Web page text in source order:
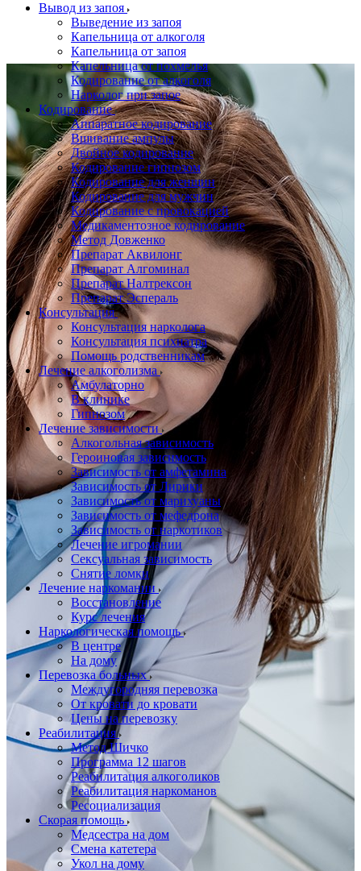
Вывод из запоя
Выведение из запоя
Капельница от алкоголя
Капельница от запоя
Капельница от похмелья
Кодирование от алкоголя
Нарколог при запое
Кодирование
Аппаратное кодирование
Вшивание ампулы
Двойное кодирование
Кодирование гипнозом
Кодирование для женщин
Кодирование для мужчин
Кодирование с провокацией
Медикаментозное кодирование
Метод Довженко
Препарат Аквилонг
Препарат Алгоминал
Препарат Налтрексон
Препарат Эспераль
Консультация
Консультация нарколога
Консультация психиатра
Помощь родственникам
Лечение алкоголизма
Амбулаторно
В клинике
Гипнозом
Лечение зависимости
Алкогольная зависимость
Героиновая зависимость
Зависимость от амфетамина
Зависимость от Лирики
Зависимость от марихуаны
Зависимость от мефедрона
Зависимость от наркотиков
Лечение игромании
Сексуальная зависимость
Снятие ломки
Лечение наркомании
Восстановление
Курс лечения
Наркологическая помощь
В центре
На дому
Перевозка больных
Междугородняя перевозка
От кровати до кровати
Цены на перевозку
Реабилитация
Метод Шичко
Программа 12 шагов
Реабилитация алкоголиков
Реабилитация наркоманов
Ресоциализация
Скорая помощь
Медсестра на дом
Смена катетера
Укол на дому